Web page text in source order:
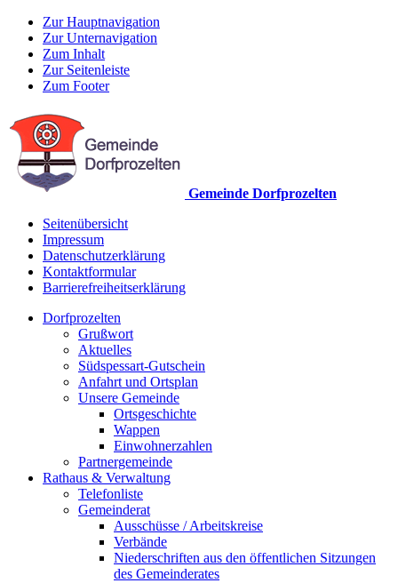
Zur Hauptnavigation
Zur Unternavigation
Zum Inhalt
Zur Seitenleiste
Zum Footer
Gemeinde Dorfprozelten
Seitenübersicht
Impressum
Datenschutzerklärung
Kontaktformular
Barrierefreiheitserklärung
Dorfprozelten
Grußwort
Aktuelles
Südspessart-Gutschein
Anfahrt und Ortsplan
Unsere Gemeinde
Ortsgeschichte
Wappen
Einwohnerzahlen
Partnergemeinde
Rathaus & Verwaltung
Telefonliste
Gemeinderat
Ausschüsse / Arbeitskreise
Verbände
Niederschriften aus den öffentlichen Sitzungen
des Gemeinderates